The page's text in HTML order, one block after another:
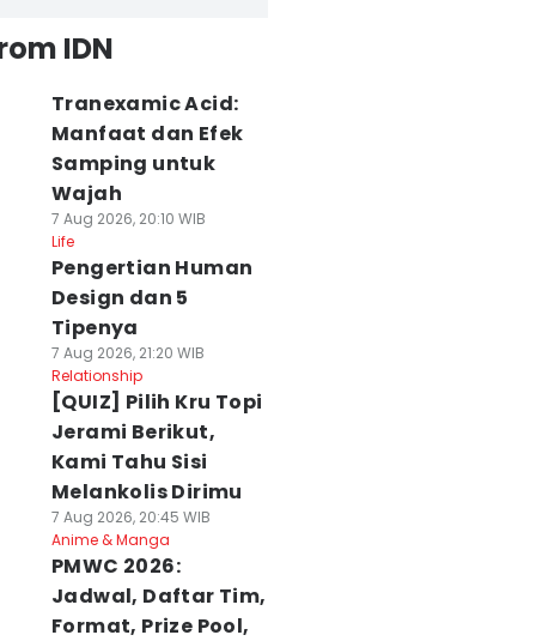
IDN
Tranexamic Acid:
Manfaat dan Efek
Samping untuk
Wajah
7 Aug 2026, 20:10 WIB
Life
Pengertian Human
Design dan 5
Tipenya
7 Aug 2026, 21:20 WIB
Relationship
[QUIZ] Pilih Kru Topi
Jerami Berikut,
Kami Tahu Sisi
Melankolis Dirimu
7 Aug 2026, 20:45 WIB
Anime & Manga
PMWC 2026:
Jadwal, Daftar Tim,
Format, Prize Pool,